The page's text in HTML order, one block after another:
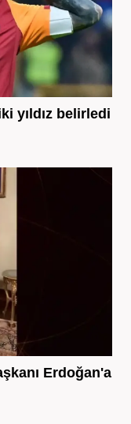
yıldız belirledi
Erdoğan'a